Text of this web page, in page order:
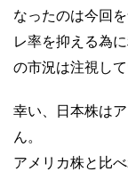
なったのは今回
レ率を抑える為
の市況は注視し
幸い、日本株は
ん。
アメリカ株と比